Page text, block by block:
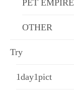
PET EMPIRE
OTHER
Try
1day1pict